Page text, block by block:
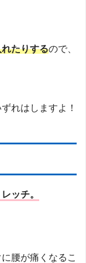
たりするので、
れはしますよ！
ッチ。
腰が痛くなるこ